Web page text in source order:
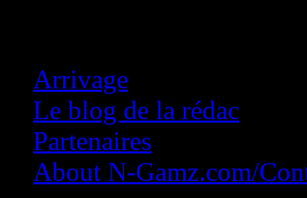
Arrivage
Le blog de la rédac
Partenaires
About N-Gamz.com/